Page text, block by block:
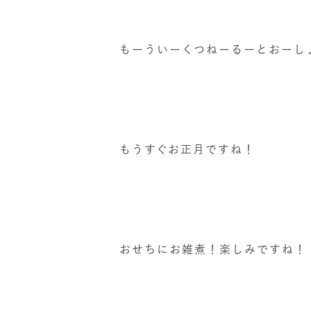
もーういーくつねーるーとおー
もうすぐお正月ですね！
おせちにお雑煮！楽しみですね！